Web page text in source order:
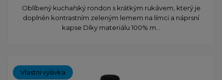
​Oblíbený kuchařský rondon s krátkým rukávem, který je
doplněn kontrastním zeleným lemem na límci a náprsní
kapse Díky materiálu 100% m...
Vlastní výšivka